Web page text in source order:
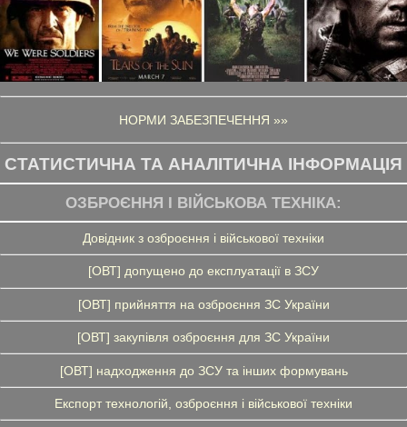
НОРМИ ЗАБЕЗПЕЧЕННЯ »»
СТАТИСТИЧНА ТА АНАЛІТИЧНА ІНФОРМАЦІЯ
ОЗБРОЄННЯ І ВІЙСЬКОВА ТЕХНІКА:
Довідник з озброєння і військової техніки
[ОВТ] допущено до експлуатації в ЗСУ
[ОВТ] прийняття на озброєння ЗС України
[ОВТ] закупівля озброєння для ЗС України
[ОВТ] надходження до ЗСУ та інших формувань
Експорт технологій, озброєння і військової техніки